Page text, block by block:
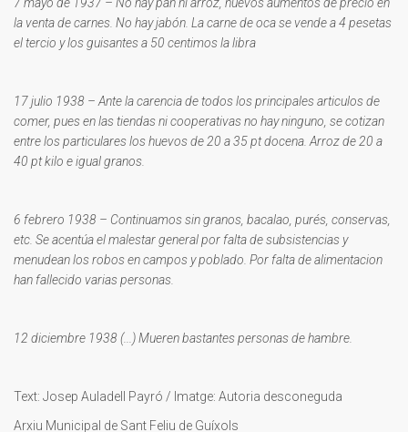
la venta de carnes. No hay jabón. La carne de oca se vende a 4 pesetas
el tercio y los guisantes a 50 centimos la libra
17 julio 1938 – Ante la carencia de todos los principales articulos de
comer, pues en las tiendas ni cooperativas no hay ninguno, se cotizan
entre los particulares los huevos de 20 a 35 pt docena. Arroz de 20 a
40 pt kilo e igual granos.
6 febrero 1938 – Continuamos sin granos, bacalao, purés, conservas,
etc. Se acentúa el malestar general por falta de subsistencias y
menudean los robos en campos y poblado. Por falta de alimentacion
han fallecido varias personas.
12 diciembre 1938 (...) Mueren bastantes personas de hambre.
Text: Josep Auladell Payró / Imatge: Autoria desconeguda
Arxiu Municipal de Sant Feliu de Guíxols